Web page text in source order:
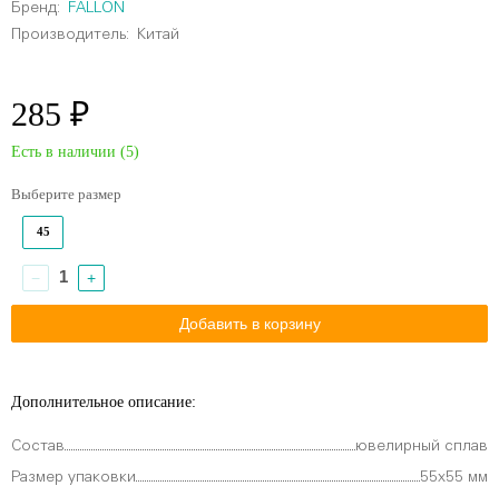
Бренд:
FALLON
Производитель: Китай
285 ₽
Есть в наличии (5)
Выберите размер
45
− +
Дополнительное описание:
Состав ювелирный сплав
Размер упаковки 55х55 мм